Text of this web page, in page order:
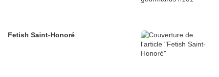
Fetish Saint-Honoré